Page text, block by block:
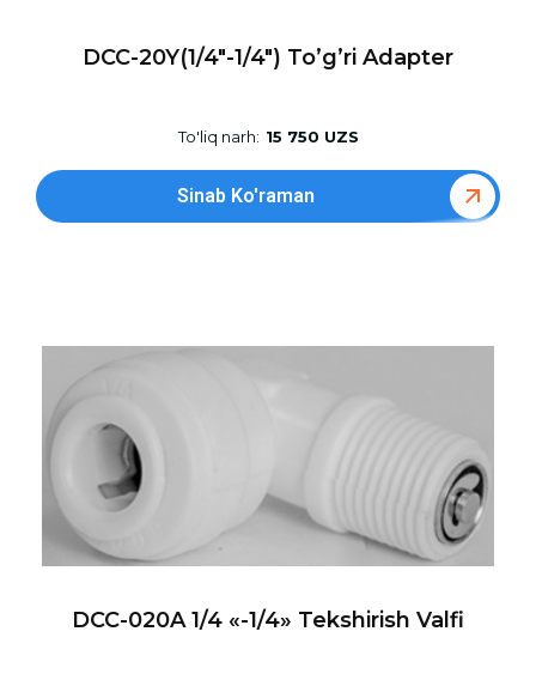
DCC-20Y(1/4″-1/4″) To’g’ri Adapter
To'liq narh: 15 750 UZS
Sinab Ko'raman
DCC-020A 1/4 «-1/4» Tekshirish Valfi